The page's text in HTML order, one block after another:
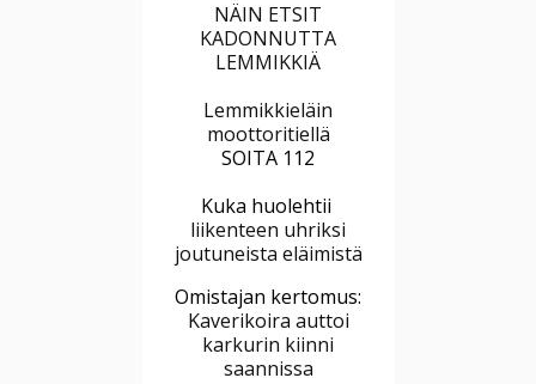
NÄIN ETSIT
KADONNUTTA
LEMMIKKIÄ
Lemmikkieläin
moottoritiellä
SOITA 112
Kuka huolehtii
liikenteen uhriksi
joutuneista eläimistä
Omistajan kertomus:
Kaverikoira auttoi
karkurin kiinni
saannissa